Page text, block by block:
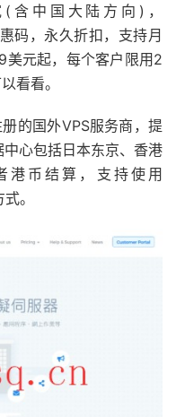
含中国大陆方向)，
码，永久折扣，支持月
美元起，每个客户限用2
看看。
的国外VPS服务商，提
心包括日本东京、香港
港币结算，支持使用
。